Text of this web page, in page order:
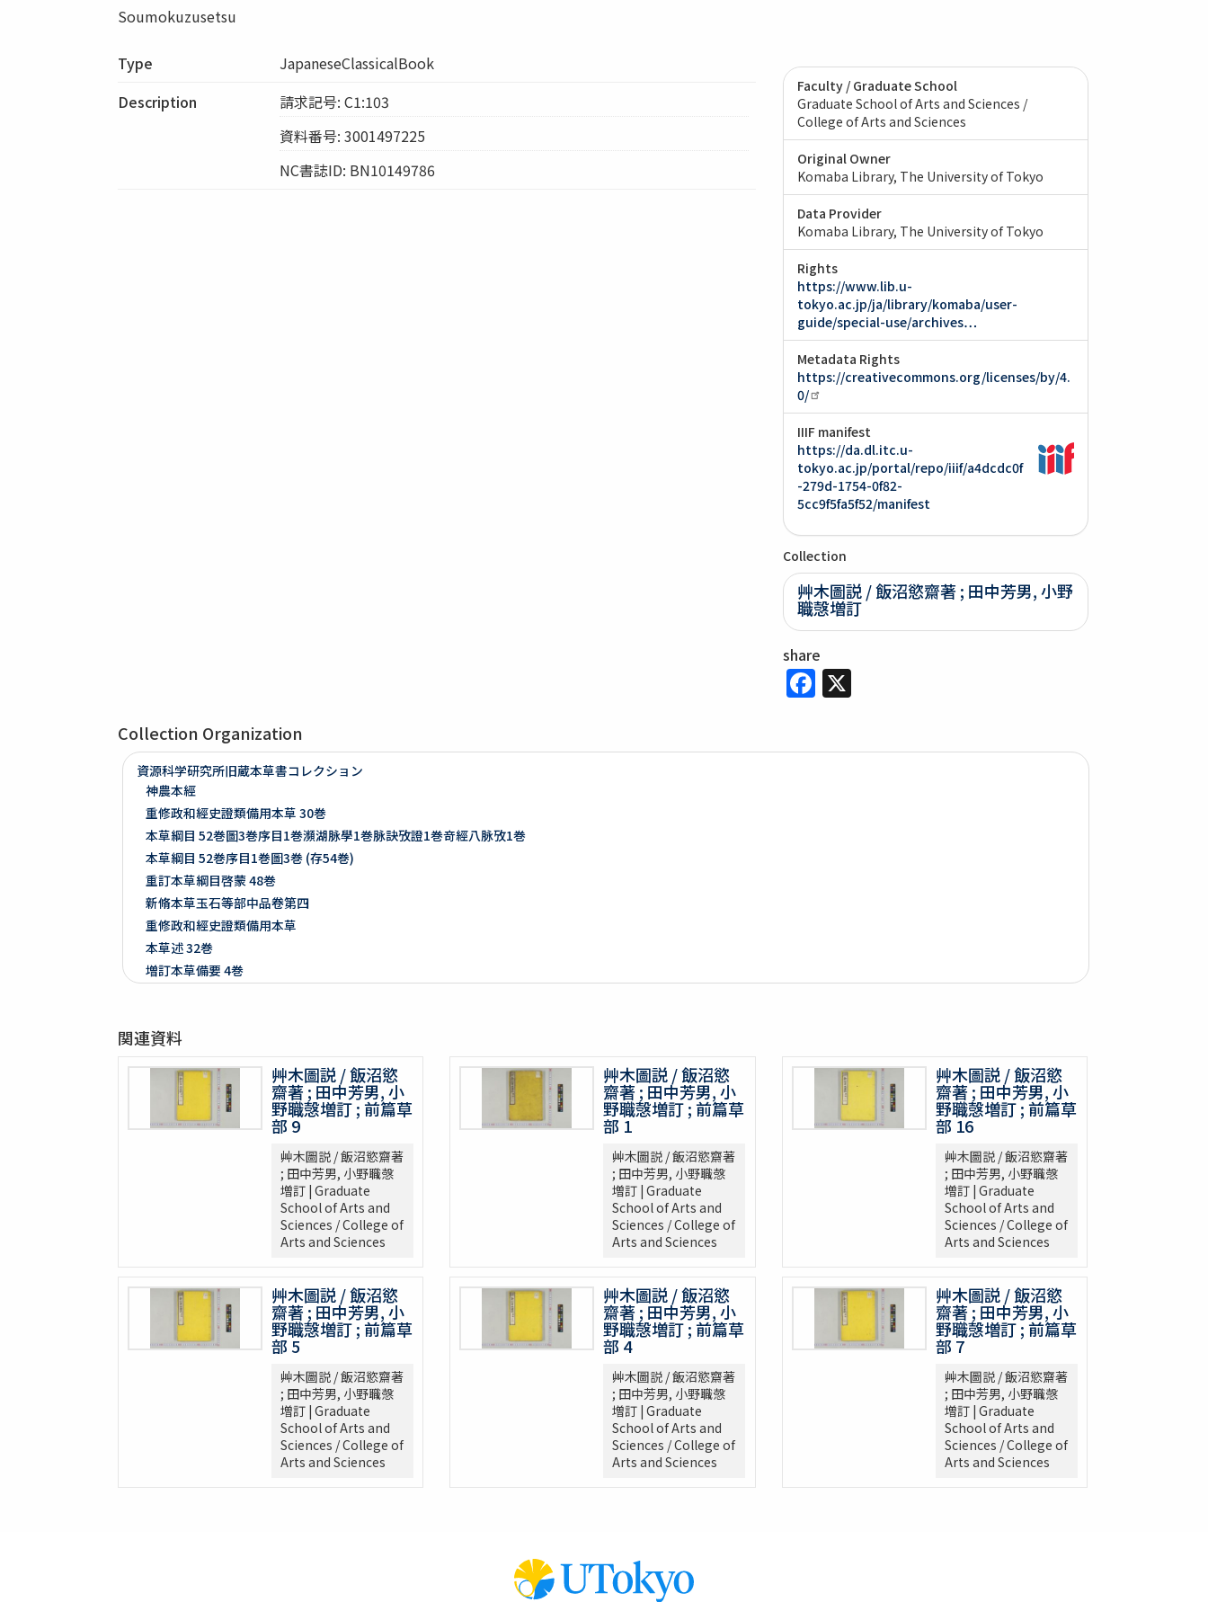
Soumokuzusetsu
Type
JapaneseClassicalBook
Description
請求記号: C1:103
資料番号: 3001497225
NC書誌ID: BN10149786
Faculty / Graduate School
Graduate School of Arts and Sciences /
College of Arts and Sciences
Original Owner
Komaba Library, The University of Tokyo
Data Provider
Komaba Library, The University of Tokyo
Rights
https://www.lib.u-
tokyo.ac.jp/ja/library/komaba/user-
guide/special-use/archives…
Metadata Rights
https://creativecommons.org/licenses/by/4.
0/
IIIF manifest
https://da.dl.itc.u-
tokyo.ac.jp/portal/repo/iiif/a4dcdc0f
-279d-1754-0f82-
5cc9f5fa5f52/manifest
Collection
艸木圖説 / 飯沼慾齋著 ; 田中芳男, 小野
職愨増訂
share
Facebook
X
Collection Organization
資源科学研究所旧蔵本草書コレクション
神農本經
重修政和經史證類備用本草 30巻
本草綱目 52巻圖3巻序目1巻瀕湖脉學1巻脉訣攷證1巻竒經八脉攷1巻
本草綱目 52巻序目1巻圖3巻 (存54巻)
重訂本草綱目啓蒙 48巻
新脩本草玉石等部中品卷第四
重修政和經史證類備用本草
本草述 32巻
増訂本草備要 4巻
本草滙 18巻圖2巻 (存18巻)
本草詩箋 10巻
昆蟲草木略 2巻
爾雅註疏 11巻
格致鏡原 100巻
周憲王救荒本草 14巻補遺1巻救荒野譜1巻補遺1巻
救荒野譜 1巻補遺1巻坿救荒辟穀諸方
灌園草木識 6巻
南方草木状 3巻坿桂海草木志
Alle de plaaten en de vruchten
坂本浩然菌譜
茘枝譜 : 七篇第一
中山傳信録 6巻/ (清) 徐葆光纂
廣東新語 28巻
関連資料
艸木圖説 / 飯沼慾
齋著 ; 田中芳男, 小
野職愨増訂 ; 前篇草
部 9
艸木圖説 / 飯沼慾齋著
; 田中芳男, 小野職愨
増訂 | Graduate
School of Arts and
Sciences / College of
Arts and Sciences
艸木圖説 / 飯沼慾
齋著 ; 田中芳男, 小
野職愨増訂 ; 前篇草
部 1
艸木圖説 / 飯沼慾齋著
; 田中芳男, 小野職愨
増訂 | Graduate
School of Arts and
Sciences / College of
Arts and Sciences
艸木圖説 / 飯沼慾
齋著 ; 田中芳男, 小
野職愨増訂 ; 前篇草
部 16
艸木圖説 / 飯沼慾齋著
; 田中芳男, 小野職愨
増訂 | Graduate
School of Arts and
Sciences / College of
Arts and Sciences
艸木圖説 / 飯沼慾
齋著 ; 田中芳男, 小
野職愨増訂 ; 前篇草
部 5
艸木圖説 / 飯沼慾齋著
; 田中芳男, 小野職愨
増訂 | Graduate
School of Arts and
Sciences / College of
Arts and Sciences
艸木圖説 / 飯沼慾
齋著 ; 田中芳男, 小
野職愨増訂 ; 前篇草
部 4
艸木圖説 / 飯沼慾齋著
; 田中芳男, 小野職愨
増訂 | Graduate
School of Arts and
Sciences / College of
Arts and Sciences
艸木圖説 / 飯沼慾
齋著 ; 田中芳男, 小
野職愨増訂 ; 前篇草
部 7
艸木圖説 / 飯沼慾齋著
; 田中芳男, 小野職愨
増訂 | Graduate
School of Arts and
Sciences / College of
Arts and Sciences